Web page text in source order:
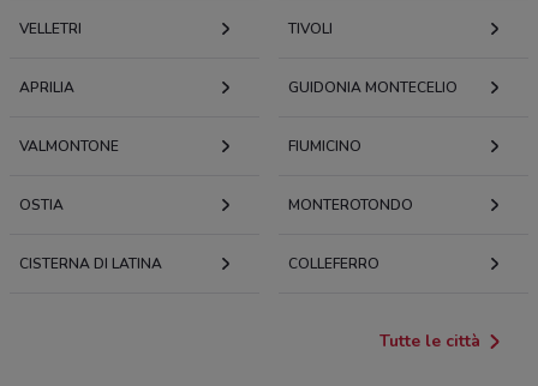
VELLETRI TIVOLI
APRILIA GUIDONIA MONTECELIO
VALMONTONE FIUMICINO
OSTIA MONTEROTONDO
CISTERNA DI LATINA COLLEFERRO
Tutte le città